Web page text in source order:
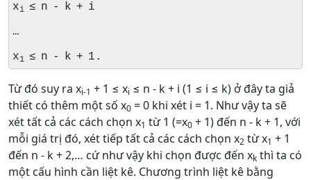
xi ≤ n - k + i
…
x1 ≤ n - k + 1.
Từ đó suy ra xi-1 + 1 ≤ xi ≤ n - k + i (1 ≤ i ≤ k) ở đây ta giả
thiết có thêm một số x0 = 0 khi xét i = 1. Như vậy ta sẽ
xét tất cả các cách chọn x1 từ 1 (=x0 + 1) đến n - k + 1, với
mỗi giá trị đó, xét tiếp tất cả các cách chọn x2 từ x1 + 1
đến n - k + 2,… cứ như vậy khi chọn được đến xk thì ta có
một cấu hình cần liệt kê. Chương trình liệt kê bằng